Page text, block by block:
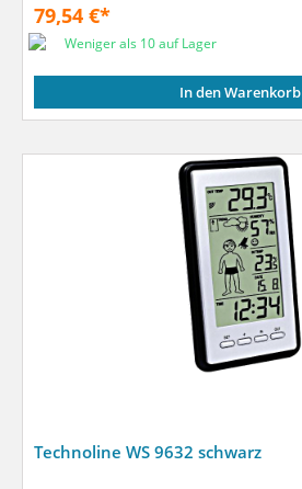
79,54 €*
Weniger als 10 auf Lager
In den Warenkorb
Technoline WS 9632 schwarz